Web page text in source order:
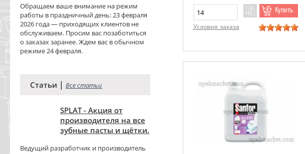
Обращаем ваше внимание на режим
работы в праздничный день: 23 февраля
2026 года — приходящих клиентов не
обслуживаем. Просим вас позаботиться
о заказах заранее. Ждем вас в обычном
режиме 24 февраля.
Статьи | Все статьи
SPLAT - Акция от
производителя на все
зубные пасты и щётки.
Ведущий разработчик и производитель
Купить
Условия заказа